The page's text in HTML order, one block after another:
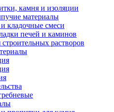
камня и изоляции
материалы
кладочные смеси
печей и каминов
растворов